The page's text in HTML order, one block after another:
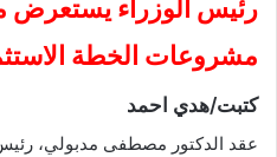
رئيس الوزراء يستعرض
مشروعات الخطة
كتبت/هدي احمد
عقد الدكتور مصطفى مدبولي،